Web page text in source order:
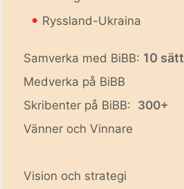
• Ryssland-Ukraina
Samverka med BiBB: 10 sätt
Medverka på BiBB
Skribenter på BiBB: 300+
Vänner och Vinnare
Vision och strategi